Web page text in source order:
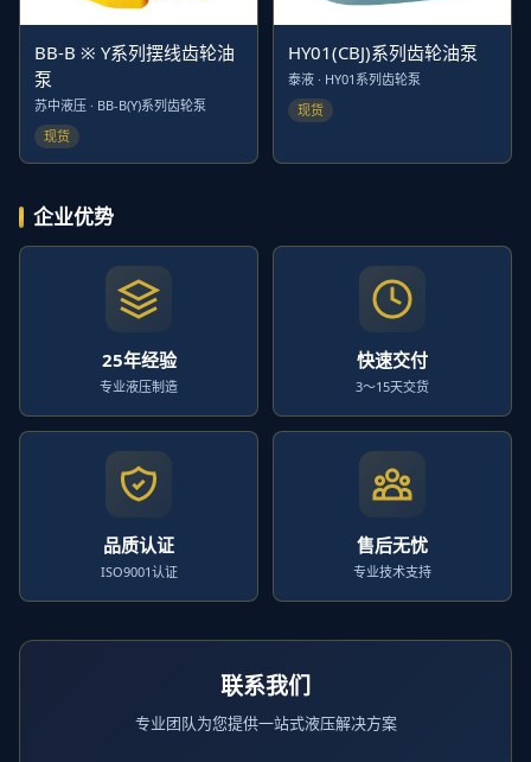
BB-B ※ Y系列摆线齿轮油
泵
苏中液压 · BB-B(Y)系列齿轮泵
现货
HY01(CBJ)系列齿轮油泵
泰液 · HY01系列齿轮泵
现货
企业优势
25年经验
专业液压制造
快速交付
3～15天交货
品质认证
ISO9001认证
售后无忧
专业技术支持
联系我们
专业团队为您提供一站式液压解决方案